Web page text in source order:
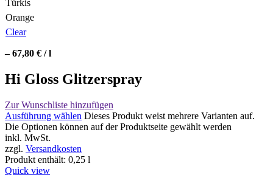
Türkis
Orange
Clear
–67,80 € /l
Hi Gloss Glitzerspray
Zur Wunschliste hinzufügen
Ausführung wählen Dieses Produkt weist mehrere Varianten auf.
Die Optionen können auf der Produktseite gewählt werden
inkl. MwSt.
zzgl. Versandkosten
Produkt enthält: 0,25 l
Quick view